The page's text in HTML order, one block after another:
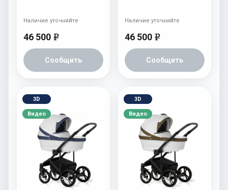
46 500 e
Сообщить
Наличие уточняйте
46 500 e
Сообщить
Наличие уточняйте
3D
Видео
3D
Видео